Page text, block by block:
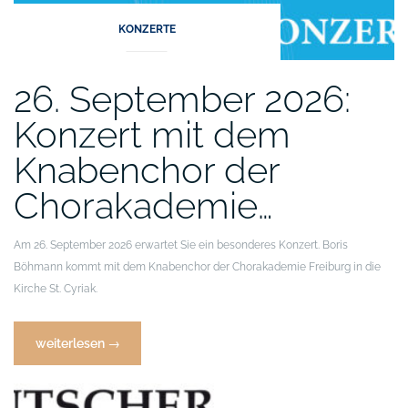
KONZERTE
26. September 2026:
Konzert mit dem
Knabenchor der
Chorakademie…
Am 26. September 2026 erwartet Sie ein besonderes Konzert. Boris
Böhmann kommt mit dem Knabenchor der Chorakademie Freiburg in die
Kirche St. Cyriak.
„26.
September
2026:
weiterlesen →